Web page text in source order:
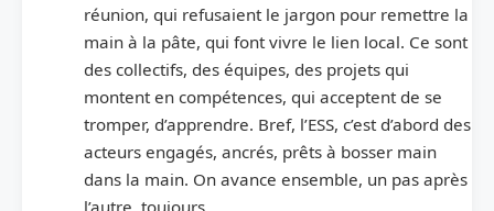
réunion, qui refusaient le jargon pour remettre la
main à la pâte, qui font vivre le lien local. Ce sont
des collectifs, des équipes, des projets qui
montent en compétences, qui acceptent de se
tromper, d’apprendre. Bref, l’ESS, c’est d’abord des
acteurs engagés, ancrés, prêts à bosser main
dans la main. On avance ensemble, un pas après